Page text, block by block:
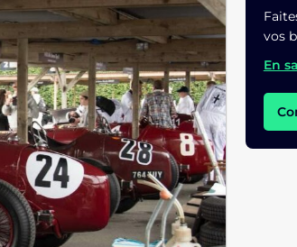
vos
En